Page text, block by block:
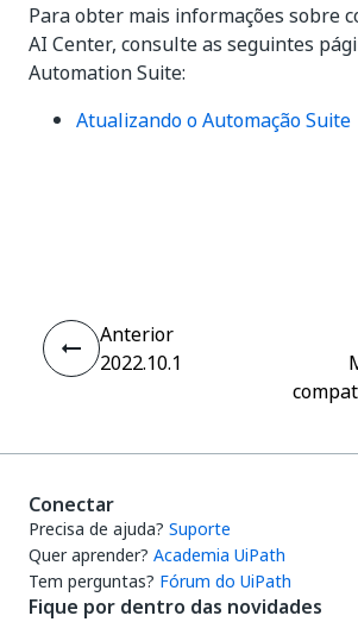
Para obter mais informações sobre
AI Center, consulte as seguintes
Automation Suite:
Atualizando o Automação Suite
Anterior
2022.10.1
Conectar
Precisa de ajuda? Suporte
Quer aprender? Academia UiPath
Tem perguntas? Fórum do UiPath
Fique por dentro das novidades